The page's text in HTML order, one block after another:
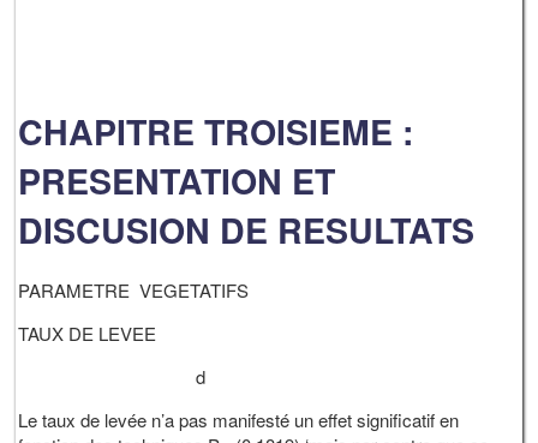
CHAPITRE TROISIEME :
PRESENTATION ET
DISCUSION DE RESULTATS
PARAMETRE VEGETATIFS
TAUX DE LEVEE
d
Le taux de levée n’a pas manifesté un effet significatif en